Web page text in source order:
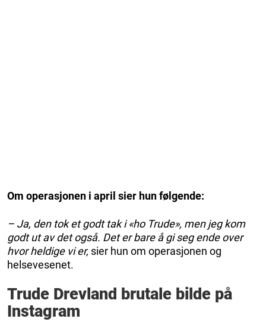
Om operasjonen i april sier hun følgende:
– Ja, den tok et godt tak i «ho Trude», men jeg kom
godt ut av det også. Det er bare å gi seg ende over
hvor heldige vi er, sier hun om operasjonen og
helsevesenet.
Trude Drevland brutale bilde på
Instagram